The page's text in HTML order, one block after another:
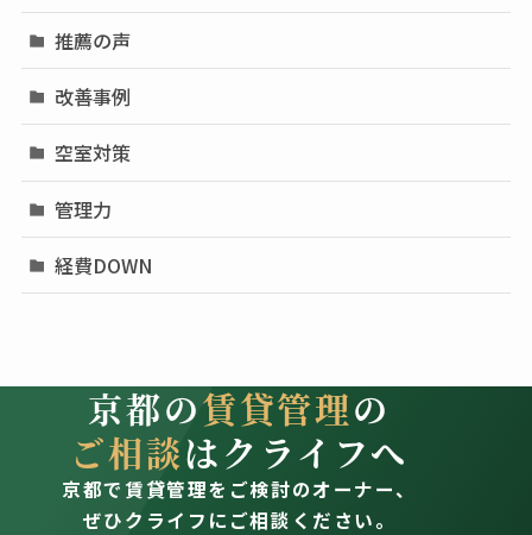
推薦の声
改善事例
空室対策
管理力
経費DOWN
京都の賃貸管理の
ご相談はクライフへ
京都で賃貸管理をご検討のオーナー、
ぜひクライフにご相談ください。